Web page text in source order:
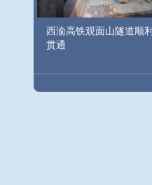
西渝高铁观面山隧道顺利
贯通